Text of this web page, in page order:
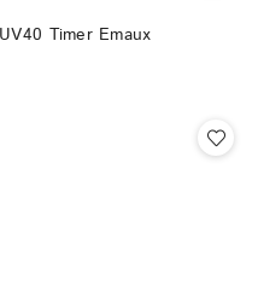
Timer Emaux